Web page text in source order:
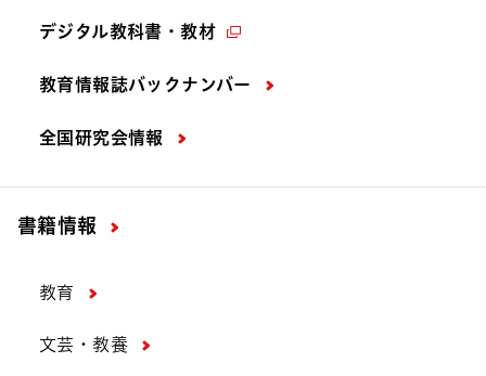
デジタル教科書・教材
教育情報誌バックナンバー
全国研究会情報
書籍情報
教育
文芸・教養